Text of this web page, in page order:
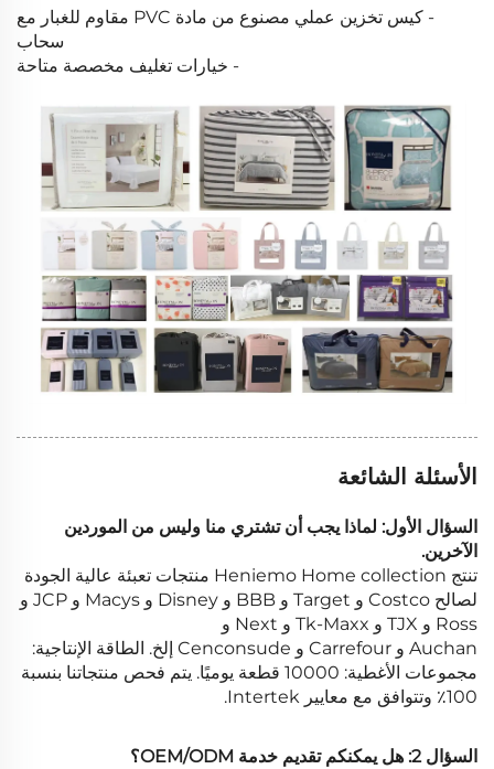
- كيس تخزين عملي مصنوع من مادة PVC مقاوم للغبار مع
سحاب
- خيارات تغليف مخصصة متاحة
الأسئلة الشائعة
السؤال الأول: لماذا يجب أن تشتري منا وليس من الموردين
الآخرين.
تنتج Heniemo Home collection منتجات تعبئة عالية الجودة
لصالح Costco و Target و BBB و Disney و Macys و JCP و
Ross و TJX و Tk-Maxx و Next و
Auchan و Carrefour و Cenconsude إلخ. الطاقة الإنتاجية:
مجموعات الأغطية: 10000 قطعة يوميًا. يتم فحص منتجاتنا بنسبة
100٪ وتتوافق مع معايير Intertek.
السؤال 2: هل يمكنكم تقديم خدمة OEM/ODM؟